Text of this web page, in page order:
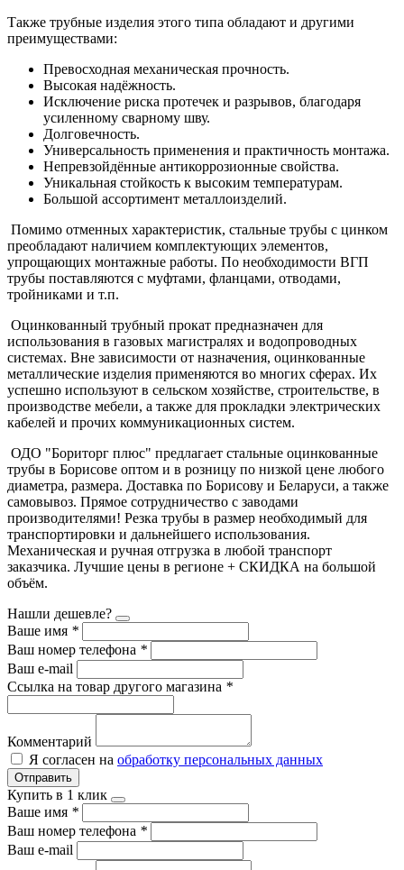
Также трубные изделия этого типа обладают и другими
преимуществами:
Превосходная механическая прочность.
Высокая надёжность.
Исключение риска протечек и разрывов, благодаря
усиленному сварному шву.
Долговечность.
Универсальность применения и практичность монтажа.
Непревзойдённые антикоррозионные свойства.
Уникальная стойкость к высоким температурам.
Большой ассортимент металлоизделий.
Помимо отменных характеристик, стальные трубы с цинком
преобладают наличием комплектующих элементов,
упрощающих монтажные работы. По необходимости ВГП
трубы поставляются с муфтами, фланцами, отводами,
тройниками и т.п.
Оцинкованный трубный прокат предназначен для
использования в газовых магистралях и водопроводных
системах. Вне зависимости от назначения, оцинкованные
металлические изделия применяются во многих сферах. Их
успешно используют в сельском хозяйстве, строительстве, в
производстве мебели, а также для прокладки электрических
кабелей и прочих коммуникационных систем.
ОДО "Бориторг плюс" предлагает стальные оцинкованные
трубы в Борисове оптом и в розницу по низкой цене любого
диаметра, размера. Доставка по Борисову и Беларуси, а также
самовывоз. Прямое сотрудничество с заводами
производителями! Резка трубы в размер необходимый для
транспортировки и дальнейшего использования.
Механическая и ручная отгрузка в любой транспорт
заказчика. Лучшие цены в регионе + СКИДКА на большой
объём.
Нашли дешевле?
Ваше имя *
Ваш номер телефона *
Ваш e-mail
Ссылка на товар другого магазина *
Комментарий
Я согласен на обработку персональных данных
Отправить
Купить в 1 клик
Ваше имя *
Ваш номер телефона *
Ваш e-mail